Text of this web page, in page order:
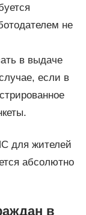
не
в выдаче
если в
для жителей
абсолютно
в